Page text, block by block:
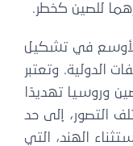
للصين كخطر.
في تشكيل
الدولية. وتعتبر
وروسيا تهديدًا
التصور، إلى حد
الهند، التي